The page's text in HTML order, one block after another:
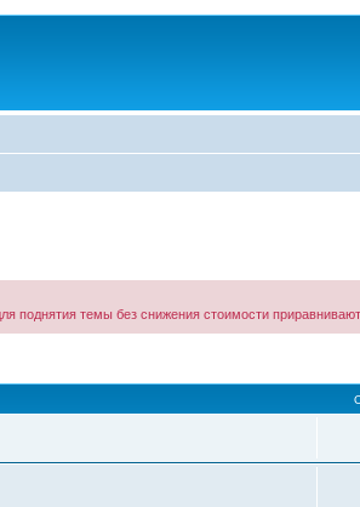
поднятия темы без снижения стоимости